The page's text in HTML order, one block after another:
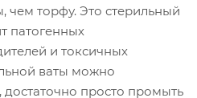
чем торфу. Это стерильный
патогенных
и токсичных
ваты можно
достаточно просто промыть